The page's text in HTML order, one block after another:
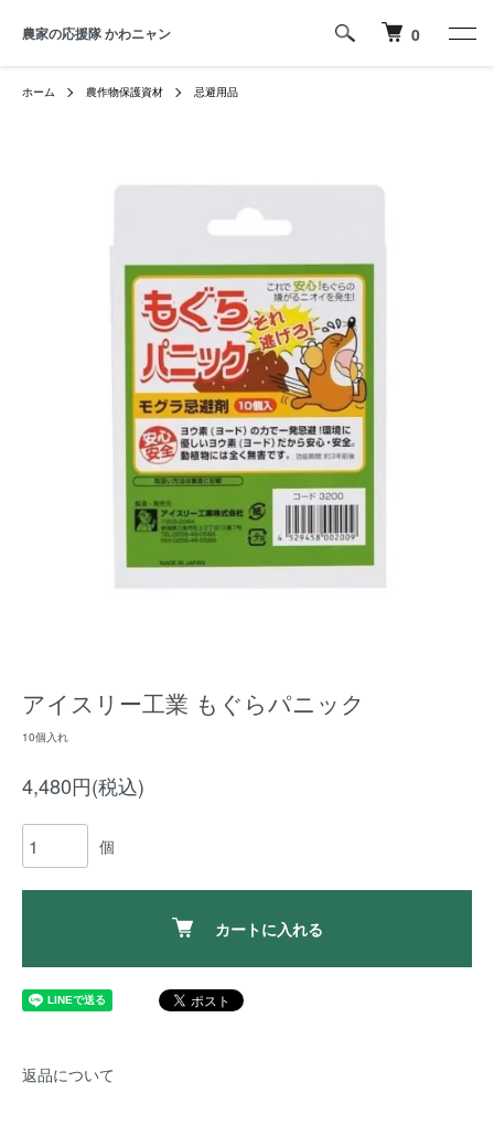
農家の応援隊 かわニャン 0
ホーム 農作物保護資材 忌避用品
アイスリー工業 もぐらパニック
10個入れ
4,480円(税込)
個
カートに入れる
返品について